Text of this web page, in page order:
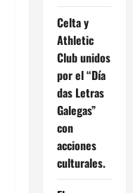
Celta y
Athletic
Club unidos
por el “Día
das Letras
Galegas”
con
acciones
culturales.